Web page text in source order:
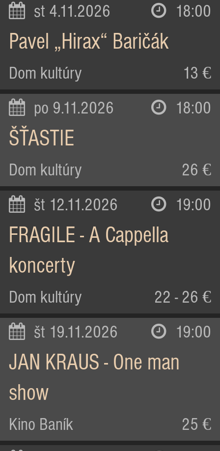
st 4.11.2026 18:00
Pavel „Hirax“ Baričák
Dom kultúry 13 €
po 9.11.2026 18:00
ŠŤASTIE
Dom kultúry 26 €
št 12.11.2026 19:00
FRAGILE - A Cappella
koncerty
Dom kultúry 22 - 26 €
št 19.11.2026 19:00
JAN KRAUS - One man
show
Kino Baník 25 €